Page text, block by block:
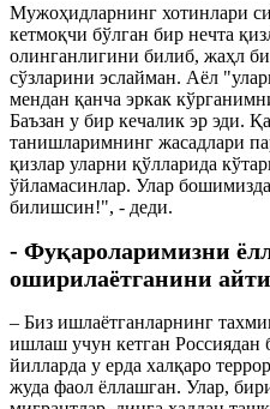
Мужоҳидларнинг хотинлари
кетмоқчи бўлган бир нечта
олинганлигини билиб, жаҳл
сўзларини эслайман. Аёл
мендан қанча эркак
Баъзан у бир кечалик эр эди.
танишларимнинг жасадлари
қизлар уларни қўлларида
ўйламасинлар. Улар
билишсин!", - деди.
- Фуқароларимизни
оширилаётганини
– Биз ишлаётганларнинг
ишлаш учун кетган Россиядан
йилларда у ерда халқаро
жуда фаол ёллашган. Улар,